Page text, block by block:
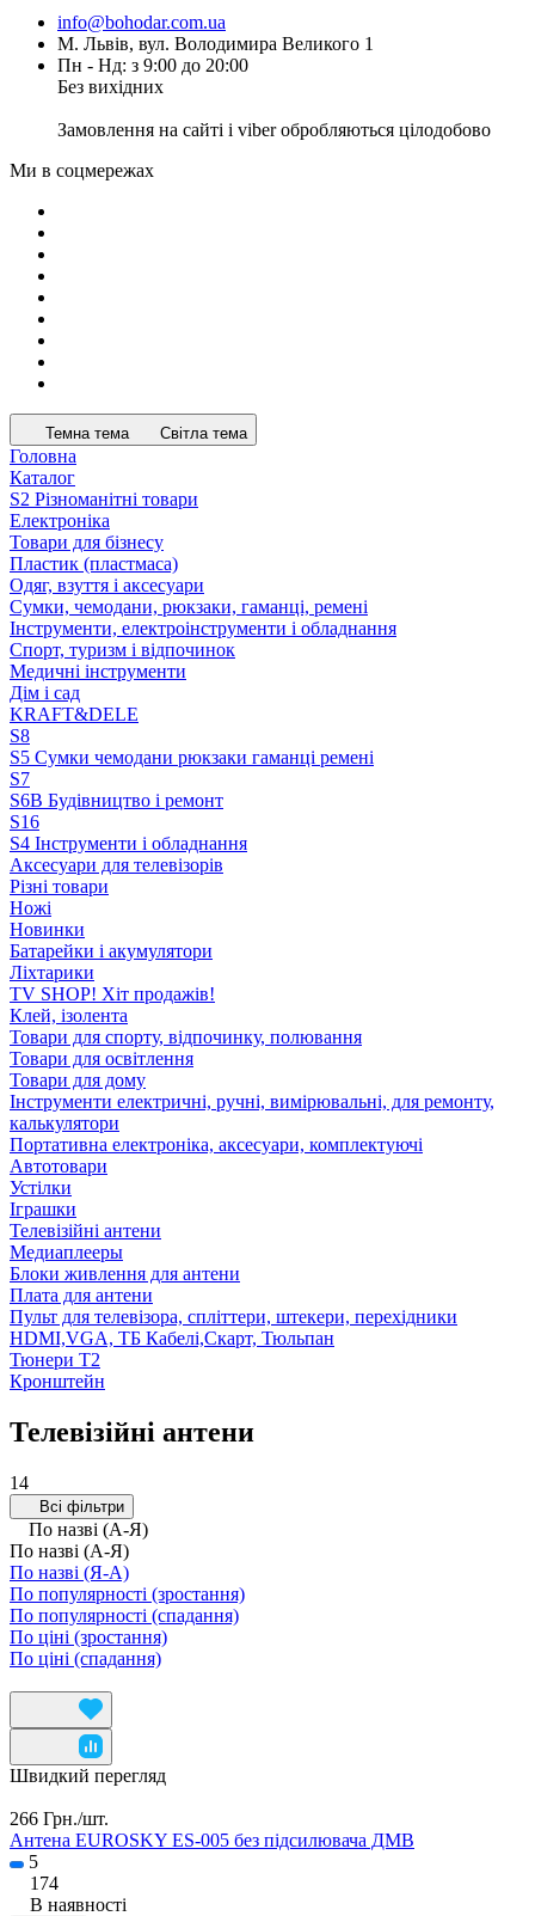
info@bohodar.com.ua
М. Львів, вул. Володимира Великого 1
Пн - Нд: з 9:00 до 20:00
Без вихідних
Замовлення на сайті і viber обробляються цілодобово
Ми в соцмережах
Темна тема Світла тема
Головна
Каталог
S2 Різноманітні товари
Електроніка
Товари для бізнесу
Пластик (пластмаса)
Одяг, взуття і аксесуари
Сумки, чемодани, рюкзаки, гаманці, ремені
Інструменти, електроінструменти і обладнання
Спорт, туризм і відпочинок
Медичні інструменти
Дім і сад
KRAFT&DELE
S8
S5 Сумки чемодани рюкзаки гаманці ремені
S7
S6B Будівництво і ремонт
S16
S4 Інструменти і обладнання
Аксесуари для телевізорів
Різні товари
Ножі
Новинки
Батарейки і акумулятори
Ліхтарики
TV SHOP! Хіт продажів!
Клей, ізолента
Товари для спорту, відпочинку, полювання
Товари для освітлення
Товари для дому
Інструменти електричні, ручні, вимірювальні, для ремонту,
калькулятори
Портативна електроніка, аксесуари, комплектуючі
Автотовари
Устілки
Іграшки
Телевізійні антени
Медиаплееры
Блоки живлення для антени
Плата для антени
Пульт для телевізора, спліттери, штекери, перехідники
HDMI,VGA, ТБ Кабелі,Скарт, Тюльпан
Тюнери T2
Кронштейн
Телевізійні антени
14
Всі фільтри
По назві (А-Я)
По назві (А-Я)
По назві (Я-А)
По популярності (зростання)
По популярності (спадання)
По ціні (зростання)
По ціні (спадання)
Швидкий перегляд
266 Грн./шт.
Антена EUROSKY ES-005 без підсилювача ДМВ
5
174
В наявності